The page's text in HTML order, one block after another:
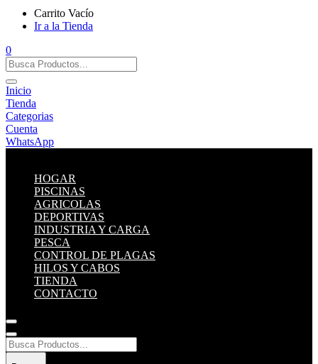
Carrito Vacío
Ir a la Tienda
0
Inicio
Tienda
Categorias
Cuenta
WhatsApp
HOGAR
PISCINAS
AGRICOLAS
DEPORTIVAS
INDUSTRIA Y CARGA
PESCA
CONTROL DE PLAGAS
HILOS Y CABOS
TIENDA
CONTACTO